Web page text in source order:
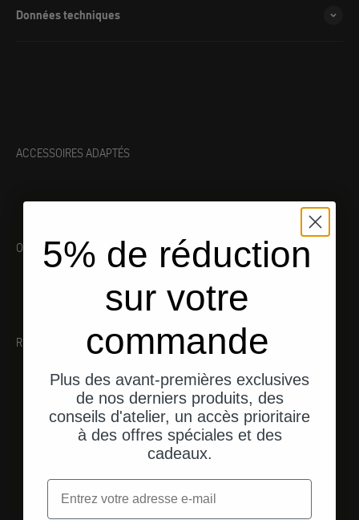
Données techniques
ACCESSOIRES ADAPTÉS
OUTILLAGE ADAPTÉ
RECOMMANDATIONS
5% de réduction
sur votre
commande
Plus des avant-premières exclusives
de nos derniers produits, des
conseils d'atelier, un accès prioritaire
à des offres spéciales et des
cadeaux.
Email